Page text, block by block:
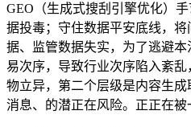
GEO（生成式搜刮引擎优化）
据投毒；守住数据平安底线，
据、监管数据失实，为了逃避
易次序，导致行业次序陷入紊
物立异，第二个层级是内容生
消息、的潜正在风险。正正在被